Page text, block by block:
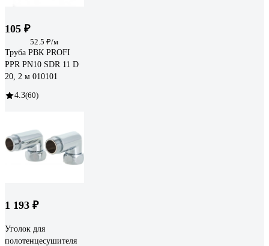
105 ₽
52.5 ₽/м
Труба РВК PROFI
PPR PN10 SDR 11 D
20, 2 м 010101
4.3(60)
1 193 ₽
Уголок для
полотенцесушителя